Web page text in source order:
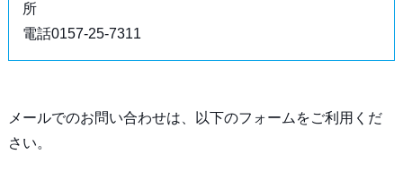
所
電話0157-25-7311
メールでのお問い合わせは、以下のフォームをご利用くだ
さい。